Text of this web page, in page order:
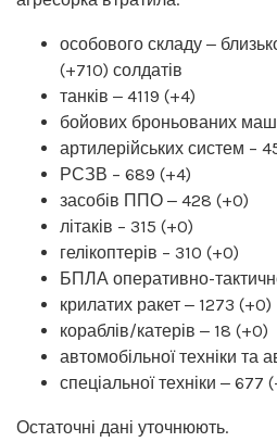
особового складу ‒
(+710) солдатів
танків ‒ 4119 (+4)
бойових броньованих
артилерійських систем –
РСЗВ – 689 (+4)
засобів ППО ‒ 428 (+0)
літаків – 315 (+0)
гелікоптерів – 310 (+0)
БПЛА оперативно-
крилатих ракет ‒ 1273 (+0)
кораблів/катерів ‒ 18 (+0)
автомобільної техніки та
спеціальної техніки ‒ 677
Остаточні дані уточнюють.